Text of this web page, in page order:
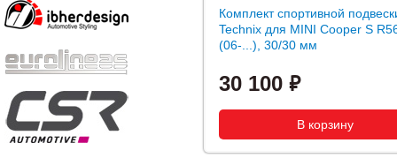
Комплект спортивной
Technix для MINI Cooper S
(06-...), 30/30 мм
30 100